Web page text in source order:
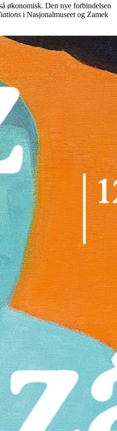
økonomisk. Den nye forbindelsen
i Nasjonalmuseet og Zamek